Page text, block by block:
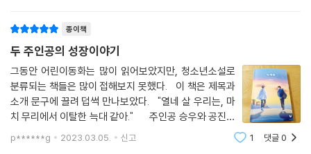
종이책
두 주인공의 성장이야기
그동안 어린이동화는 많이 읽어보았지만, 청소년소설로
분류되는 책들은 많이 접해보지 못했다. 이 책은 제목과
소개 문구에 끌려 덥썩 만나보았다. "열네 살 우리는, 마
치 무리에서 이탈한 늑대 같아." 주인공 승우와 공진이
는 막 중학생이 된 아이들이다. 초등학생과 중학생의 사이
어디쯤에 어정쩡하게 걸쳐있는 아이들, 즉 이제 막 사춘
p******g 2023.03.05. 신고 1 댓글0